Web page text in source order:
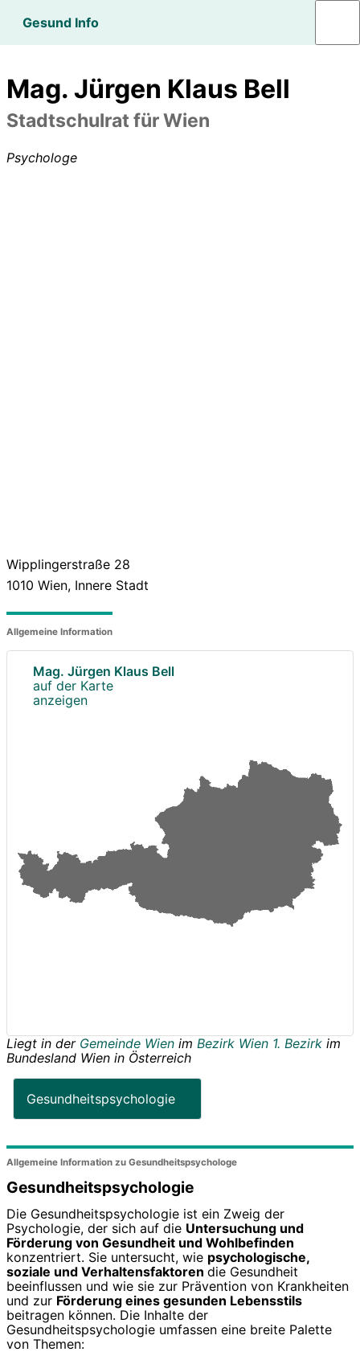
Gesund Info
Mag. Jürgen Klaus Bell
Stadtschulrat für Wien
Psychologe
Wipplingerstraße 28
1010 Wien, Innere Stadt
Allgemeine Information
Mag. Jürgen Klaus Bell
auf der Karte
anzeigen
Liegt in der Gemeinde Wien im Bezirk Wien 1. Bezirk im
Bundesland Wien in Österreich
Gesundheitspsychologie
Allgemeine Information zu Gesundheitspsychologe
Gesundheitspsychologie
Die Gesundheitspsychologie ist ein Zweig der
Psychologie, der sich auf die Untersuchung und
Förderung von Gesundheit und Wohlbefinden
konzentriert. Sie untersucht, wie psychologische,
soziale und Verhaltensfaktoren die Gesundheit
beeinflussen und wie sie zur Prävention von Krankheiten
und zur Förderung eines gesunden Lebensstils
beitragen können. Die Inhalte der
Gesundheitspsychologie umfassen eine breite Palette
von Themen: